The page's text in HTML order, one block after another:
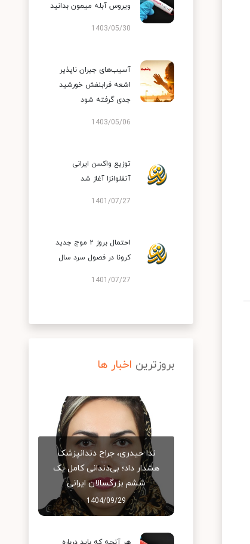
ویروس آبله میمون بدانید
1403/05/30
آسیب‌های جبران ناپذیر
اشعه فرابنفش خورشید
جدی گرفته شود
1403/05/06
توزیع واکسن ایرانی
آنفلوانزا آغاز شد
1401/07/27
احتمال بروز ۲ موج جدید
کرونا در فصول سرد سال
1401/07/27
بروزترین اخبار ها
ندا حیدری، جراح دندانپزشک
هشدار داد؛ بی‌دندانی کامل یک
ششم بزرگسالان ایرانی
1404/09/29